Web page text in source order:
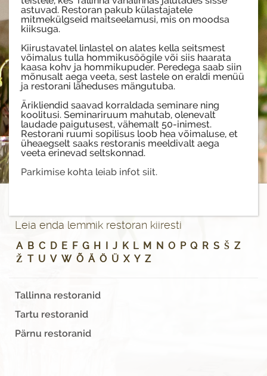
astuvad. Restoran pakub külastajatele
mitmekülgseid maitseelamusi, mis on moodsa
kiiksuga.
Kiirustavatel linlastel on alates kella seitsmest
võimalus tulla hommikusöögile või siis haarata
kaasa kohv ja hommikupuder. Peredega saab siin
mõnusalt aega veeta, sest lastele on eraldi menüü
ja restorani läheduses mängutuba.
Ärikliendid saavad korraldada seminare ning
koolitusi. Seminariruum mahutab, olenevalt
laudade paigutusest, vähemalt 50-inimest.
Restorani ruumi sopilisus loob hea võimaluse, et
üheaegselt saaks restoranis meeldivalt aega
veeta erinevad seltskonnad.
Parkimise kohta leiab infot siit.
Leia enda lemmik restoran kiiresti
A B C D E F G H J K L M N O P Q R S Š Z
Ž T U V W Õ Ä Ö Ü X Y Z
Tallinna restoranid
Tartu restoranid
Pärnu restoranid